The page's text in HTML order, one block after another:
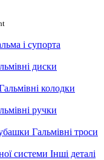
і супорта
диски
колодки
ручки
Гальмівні троси
Інші деталі